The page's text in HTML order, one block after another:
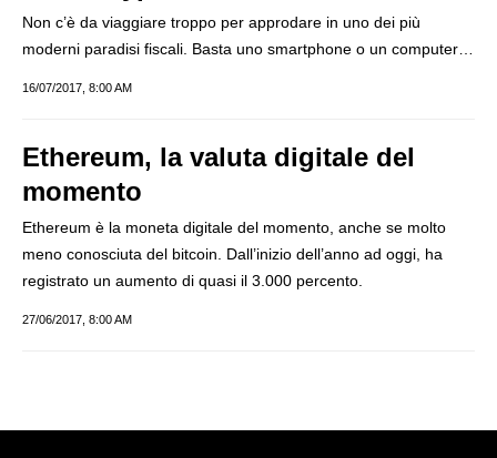
Non c’è da viaggiare troppo per approdare in uno dei più
moderni paradisi fiscali. Basta uno smartphone o un computer…
16/07/2017, 8:00 AM
Ethereum, la valuta digitale del
momento
Ethereum è la moneta digitale del momento, anche se molto
meno conosciuta del bitcoin. Dall’inizio dell’anno ad oggi, ha
registrato un aumento di quasi il 3.000 percento.
27/06/2017, 8:00 AM